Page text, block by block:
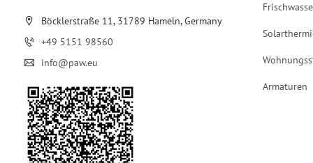
Böcklerstraße 11, 31789 Hameln, Germany
+49 5151 98560
info@paw.eu
Armaturen